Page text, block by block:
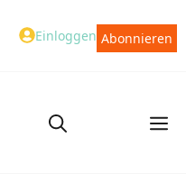
Einloggen Abonnieren